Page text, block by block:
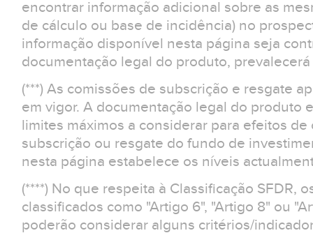
encontrar informação adicional sobre as
de cálculo ou base de incidência) no
informação disponível nesta página seja
documentação legal do produto,
(***) As comissões de subscrição e resgate
em vigor. A documentação legal do produto
limites máximos a considerar para efeitos
subscrição ou resgate do fundo de
nesta página estabelece os níveis
(****) No que respeita à Classificação SFDR,
classificados como "Artigo 6", "Artigo 8" ou
poderão considerar alguns critérios/